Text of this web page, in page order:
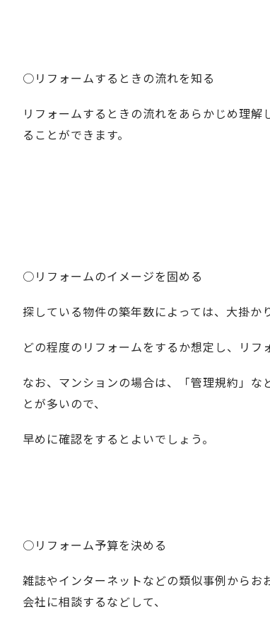
○リフォームするときの流れを知る
リフォームするときの流れをあらかじめ理
ることができます。
○リフォームのイメージを固める
探している物件の築年数によっては、大掛か
どの程度のリフォームをするか想定し、リフ
なお、マンションの場合は、「管理規約」
とが多いので、
早めに確認をするとよいでしょう。
○リフォーム予算を決める
雑誌やインターネットなどの類似事例から
会社に相談するなどして、